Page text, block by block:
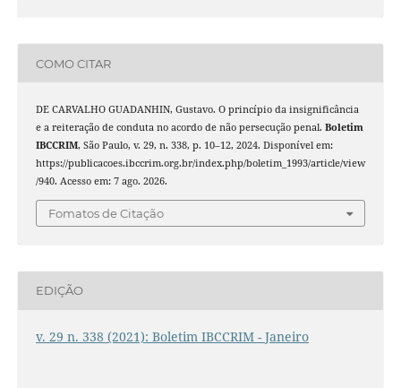
COMO CITAR
DE CARVALHO GUADANHIN, Gustavo. O princípio da insignificância
e a reiteração de conduta no acordo de não persecução penal. Boletim
IBCCRIM, São Paulo, v. 29, n. 338, p. 10–12, 2024. Disponível em:
https://publicacoes.ibccrim.org.br/index.php/boletim_1993/article/view
/940. Acesso em: 7 ago. 2026.
Fomatos de Citação
EDIÇÃO
v. 29 n. 338 (2021): Boletim IBCCRIM - Janeiro